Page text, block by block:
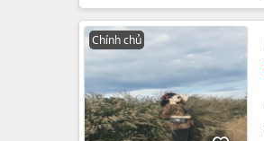
Chính chủ